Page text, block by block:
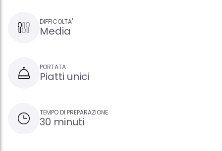
DIFFICOLTA'
Media
PORTATA
Piatti unici
TEMPO DI PREPARAZIONE
30 minuti